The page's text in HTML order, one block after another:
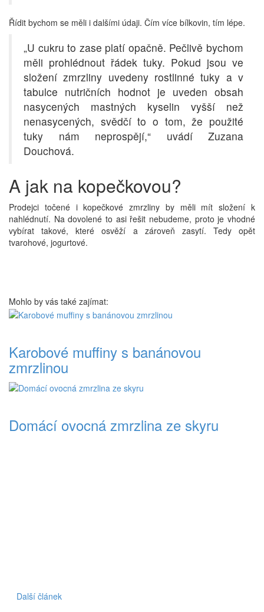
Řídit bychom se měli i dalšími údaji. Čím více bílkovin, tím lépe.
„U cukru to zase platí opačně. Pečlivě bychom
měli prohlédnout řádek tuky. Pokud jsou ve
složení zmrzliny uvedeny rostlinné tuky a v
tabulce nutričních hodnot je uveden obsah
nasycených mastných kyselin vyšší než
nenasycených, svědčí to o tom, že použité
tuky nám neprospějí,“ uvádí Zuzana
Douchová.
A jak na kopečkovou?
Prodejci točené i kopečkové zmrzliny by měli mít složení k
nahlédnutí. Na dovolené to asi řešit nebudeme, proto je vhodné
vybírat takové, které osvěží a zároveň zasytí. Tedy opět
tvarohové, jogurtové.
Mohlo by vás také zajímat:
Karobové muffiny s banánovou
zmrzlinou
Domácí ovocná zmrzlina ze skyru
Další článek